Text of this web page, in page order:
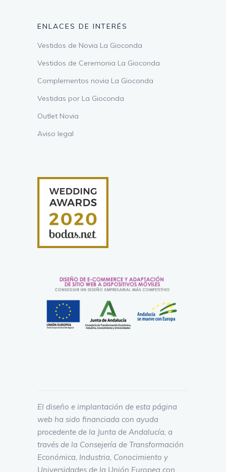
ENLACES DE INTERÉS
Vestidos de Novia La Gioconda
Vestidos de Ceremonia La Gioconda
Complementos novia La Gioconda
Vestidas por La Gioconda
Outlet Novia
Aviso legal
El diseño e implantación de esta página
web ha sido financiada con ayuda
procedente de la Junta de Andalucía, a
través de la Consejería de Transformación
Económica, Industria, Conocimiento y
Universidades de la Unión Europea con